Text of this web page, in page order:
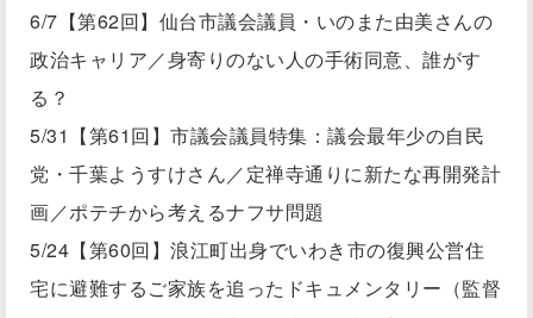
6/7【第62回】仙台市議会議員・いのまた由美さんの
政治キャリア／身寄りのない人の手術同意、誰がす
る？
5/31【第61回】市議会議員特集：議会最年少の自民
党・千葉ようすけさん／定禅寺通りに新たな再開発計
画／ポテチから考えるナフサ問題
5/24【第60回】浪江町出身でいわき市の復興公営住
宅に避難するご家族を追ったドキュメンタリー（監督